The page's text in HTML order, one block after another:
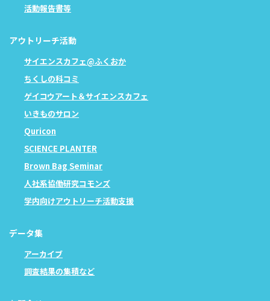
活動報告書等
アウトリーチ活動
サイエンスカフェ@ふくおか
ちくしの科コミ
ゲイコウアート＆サイエンスカフェ
いきものサロン
Quricon
SCIENCE PLANTER
Brown Bag Seminar
人社系協働研究コモンズ
学内向けアウトリーチ活動支援
データ集
アーカイブ
調査結果の集積など